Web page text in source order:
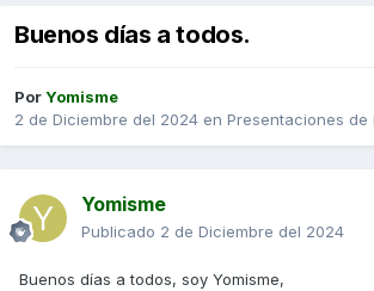
Buenos días a todos.
PorYomisme
2 de Diciembre del 2024 en Presentaciones de
Yomisme
Publicado 2 de Diciembre del 2024
Buenos días a todos, soy Yomisme,